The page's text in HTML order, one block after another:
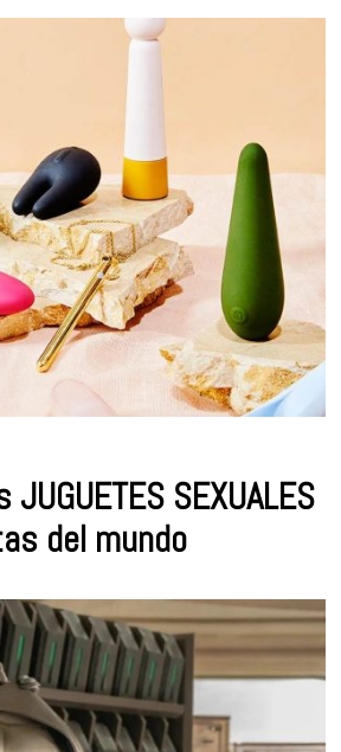
SEXUALES
del mundo